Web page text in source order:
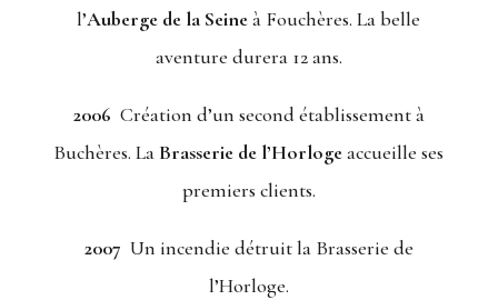
l’Auberge de la Seineà Fouchères. La belle
aventure durera 12 ans.
2006 Création d’un second établissement à
Buchères. La Brasserie de l’Horlogeaccueille ses
premiers clients.
2007 Un incendie détruit la Brasserie de
l’Horloge.